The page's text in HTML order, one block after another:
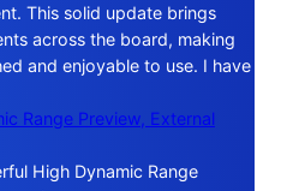
This solid update brings
across the board, making
and enjoyable to use. I have
Range Preview, External
High Dynamic Range